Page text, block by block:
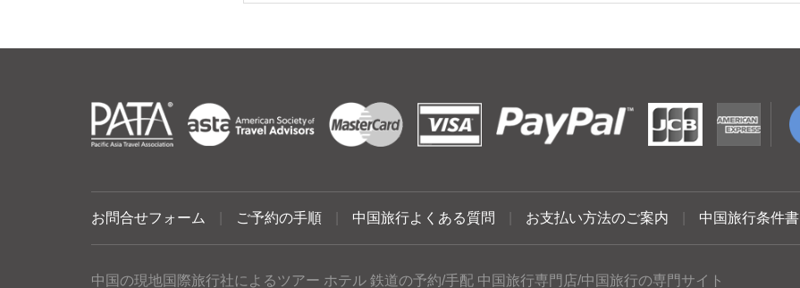
お問合せフォーム ご予約の手順 中国旅行よくある質問 お支払い方法のご案内 中国旅行条件書
中国の現地国際旅行社によるツアー ホテル 鉄道の予約/手配 中国旅行専門店/中国旅行の専門サイト